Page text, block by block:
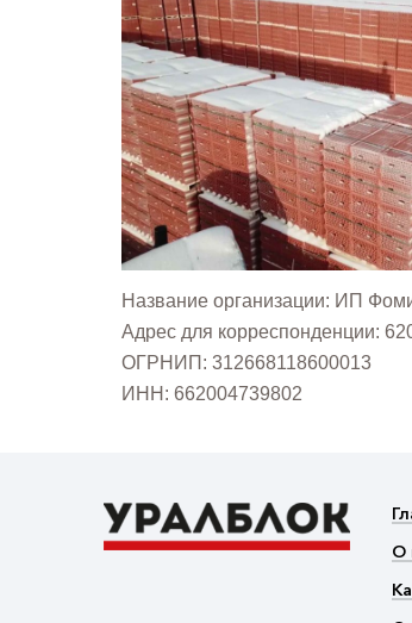
Название организации: ИП
Адрес для корреспонденции:
ОГРНИП: 312668118600013
ИНН: 662004739802
О